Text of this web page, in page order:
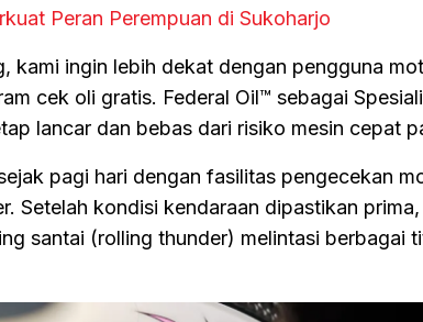
Peran Perempuan di Sukoharjo
kami ingin lebih dekat dengan pengguna
cek oli gratis. Federal Oil™ sebagai
lancar dan bebas dari risiko mesin cepat
pagi hari dengan fasilitas pengecekan
Setelah kondisi kendaraan dipastikan
santai (rolling thunder) melintasi berbagai